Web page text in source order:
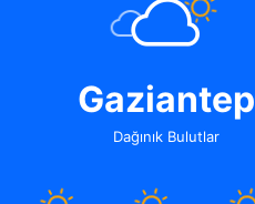
Gaziantep
Dağınık Bulutlar